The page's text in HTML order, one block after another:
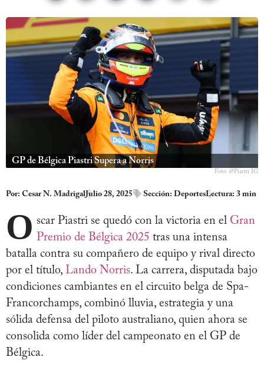
GP de Bélgica Piastri Supera a Norris
Foto: @Piastri IG
Por: Cesar N. Madrigal Julio 28, 2025 Sección: DeportesLectura: 3 min
O scar Piastri se quedó con la victoria en el Gran
Premio de Bélgica 2025 tras una intensa
batalla contra su compañero de equipo y rival directo
por el título, Lando Norris. La carrera, disputada bajo
condiciones cambiantes en el circuito belga de Spa-
Francorchamps, combinó lluvia, estrategia y una
sólida defensa del piloto australiano, quien ahora se
consolida como líder del campeonato en el GP de
Bélgica.